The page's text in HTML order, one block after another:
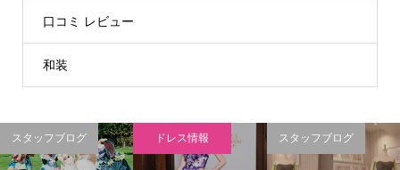
口コミ レビュー
和装
スタッフブログ ドレス情報 スタッフブログ